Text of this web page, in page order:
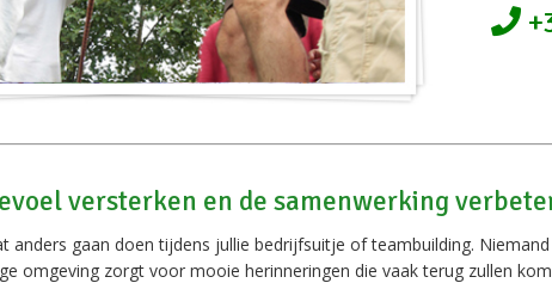
versterken en de samenwerking
anders gaan doen tijdens jullie bedrijfsuitje of teambuilding.
omgeving zorgt voor mooie herinneringen die vaak terug zullen